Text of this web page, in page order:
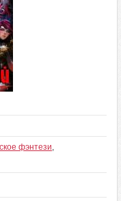
фэнтези,